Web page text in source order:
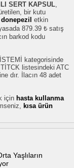
SERT KAPSUL,
bir kutu
etkin
879.39 ₺ satış
barkod kodu
kategorisinde
listesindeki ATC
dır. İlacın 48 adet
için hasta kullanma
kısa ürün
Yaşlıların